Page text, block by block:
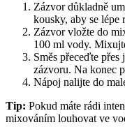
Zázvor důkladně
kousky, aby se lépe
Zázvor vložte do
100 ml vody.
Směs přeceďte
zázvoru. Na konec
Nápoj nalijte do
Tip: Pokud máte rádi
mixováním louhovat ve